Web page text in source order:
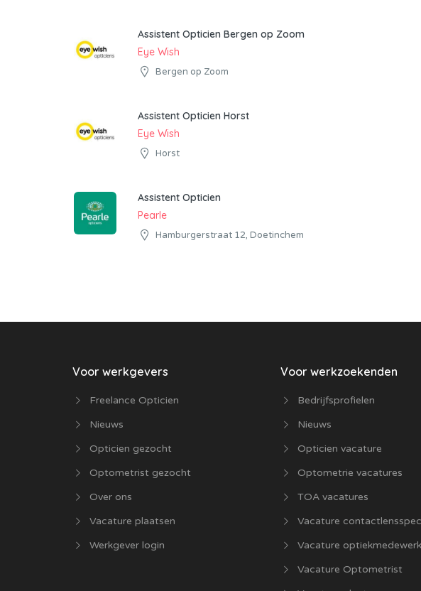
Assistent Opticien Bergen op Zoom
Eye Wish
Bergen op Zoom
Assistent Opticien Horst
Eye Wish
Horst
Assistent Opticien
Pearle
Hamburgerstraat 12, Doetinchem
Voor werkgevers
Freelance Opticien
Nieuws
Opticien gezocht
Optometrist gezocht
Over ons
Vacature plaatsen
Werkgever login
Voor werkzoekenden
Bedrijfsprofielen
Nieuws
Opticien vacature
Optometrie vacatures
TOA vacatures
Vacature
Vacature
Vacature Optometrist